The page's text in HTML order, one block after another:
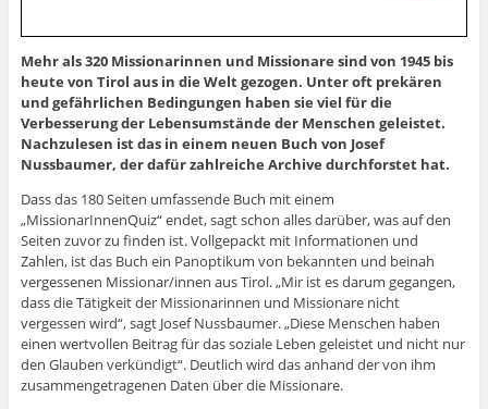
Mehr als 320 Missionarinnen und Missionare sind von 1945 bis
heute von Tirol aus in die Welt gezogen. Unter oft prekären
und gefährlichen Bedingungen haben sie viel für die
Verbesserung der Lebensumstände der Menschen geleistet.
Nachzulesen ist das in einem neuen Buch von Josef
Nussbaumer, der dafür zahlreiche Archive durchforstet hat.
Dass das 180 Seiten umfassende Buch mit einem
„MissionarInnenQuiz“ endet, sagt schon alles darüber, was auf den
Seiten zuvor zu finden ist. Vollgepackt mit Informationen und
Zahlen, ist das Buch ein Panoptikum von bekannten und beinah
vergessenen Missionar/innen aus Tirol. „Mir ist es darum gegangen,
dass die Tätigkeit der Missionarinnen und Missionare nicht
vergessen wird“, sagt Josef Nussbaumer. „Diese Menschen haben
einen wertvollen Beitrag für das soziale Leben geleistet und nicht nur
den Glauben verkündigt“. Deutlich wird das anhand der von ihm
zusammengetragenen Daten über die Missionare.